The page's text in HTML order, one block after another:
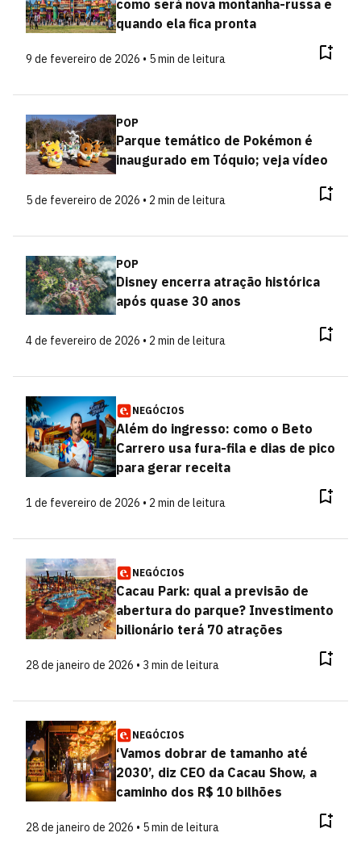
como será nova montanha-russa e
quando ela fica pronta
9 de fevereiro de 2026 • 5 min de leitura
POP
Parque temático de Pokémon é
inaugurado em Tóquio; veja vídeo
5 de fevereiro de 2026 • 2 min de leitura
POP
Disney encerra atração histórica
após quase 30 anos
4 de fevereiro de 2026 • 2 min de leitura
NEGÓCIOS
Além do ingresso: como o Beto
Carrero usa fura-fila e dias de pico
para gerar receita
1 de fevereiro de 2026 • 2 min de leitura
NEGÓCIOS
Cacau Park: qual a previsão de
abertura do parque? Investimento
bilionário terá 70 atrações
28 de janeiro de 2026 • 3 min de leitura
NEGÓCIOS
‘Vamos dobrar de tamanho até
2030’, diz CEO da Cacau Show, a
caminho dos R$ 10 bilhões
28 de janeiro de 2026 • 5 min de leitura